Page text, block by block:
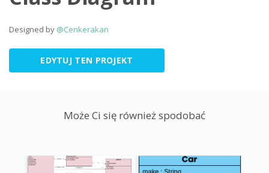
Designed by @Cenkerakan
EDYTUJ TEN PROJEKT
Może Ci się również spodobać